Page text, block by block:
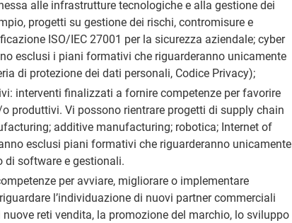
alle infrastrutture tecnologiche e alla gestione dei
progetti su gestione dei rischi, contromisure e
ISO/IEC 27001 per la sicurezza aziendale; cyber
esclusi i piani formativi che riguarderanno unicamente
di protezione dei dati personali, Codice Privacy);
interventi finalizzati a fornire competenze per favorire
produttivi. Vi possono rientrare progetti di supply chain
additive manufacturing; robotica; Internet of
esclusi piani formativi che riguarderanno unicamente
di software e gestionali.
per avviare, migliorare o implementare
l’individuazione di nuovi partner commerciali
reti vendita, la promozione del marchio, lo sviluppo